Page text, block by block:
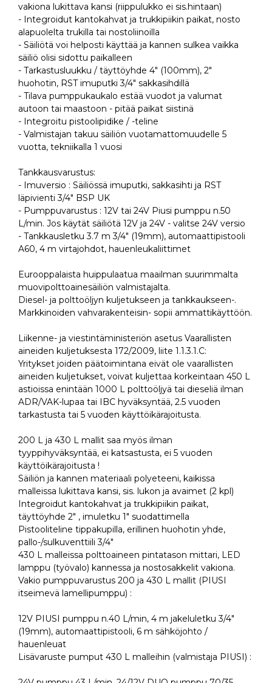
vakiona lukittava kansi (riippulukko ei sis.hintaan)
- Integroidut kantokahvat ja trukkipiikin paikat, nosto
alapuolelta trukilla tai nostoliinoilla
- Säiliötä voi helposti käyttää ja kannen sulkea vaikka
säiliö olisi sidottu paikalleen
- Tarkastusluukku / täyttöyhde 4" (100mm), 2"
huohotin, RST imuputki 3/4" sakkasihdillä
- Tilava pumppukaukalo estää vuodot ja valumat
autoon tai maastoon - pitää paikat siistinä
- Integroitu pistoolipidike / -teline
- Valmistajan takuu säiliön vuotamattomuudelle 5
vuotta, tekniikalla 1 vuosi
Tankkausvarustus:
- Imuversio : Säiliössä imuputki, sakkasihti ja RST
läpivienti 3/4" BSP UK
- Pumppuvarustus : 12V tai 24V Piusi pumppu n.50
L/min. Jos käytät säiliötä 12V ja 24V - valitse 24V versio
- Tankkausletku 3.7 m 3/4" (19mm), automaattipistooli
A60, 4 m virtajohdot, hauenleukaliittimet
Eurooppalaista huippulaatua maailman suurimmalta
muovipolttoainesäiliön valmistajalta.
Diesel- ja polttoöljyn kuljetukseen ja tankkaukseen-.
Markkinoiden vahvarakenteisin- sopii ammattikäyttöön.
Liikenne- ja viestintäministeriön asetus Vaarallisten
aineiden kuljetuksesta 172/2009, liite 1.1.3.1.C:
Yritykset joiden päätoimintana eivät ole vaarallisten
aineiden kuljetukset, voivat kuljettaa korkeintaan 450 L
astioissa enintään 1000 L polttoöljyä tai dieseliä ilman
ADR/VAK-lupaa tai IBC hyväksyntää, 2.5 vuoden
tarkastusta tai 5 vuoden käyttöikärajoitusta.
200 L ja 430 L mallit saa myös ilman
tyyppihyväksyntää, ei katsastusta, ei 5 vuoden
käyttöikärajoitusta !
Säiliön ja kannen materiaali polyeteeni, kaikissa
malleissa lukittava kansi, sis. lukon ja avaimet (2 kpl)
Integroidut kantokahvat ja trukkipiikin paikat,
täyttöyhde 2" , imuletku 1" suodattimella
Pistooliteline tippakupilla, erillinen huohotin yhde,
pallo-/sulkuventtiili 3/4"
430 L malleissa polttoaineen pintatason mittari, LED
lamppu (työvalo) kannessa ja nostosakkelit vakiona.
Vakio pumppuvarustus 200 ja 430 L mallit (PIUSI
itseimevä lamellipumppu) :
12V PIUSI pumppu n.40 L/min, 4 m jakeluletku 3/4"
(19mm), automaattipistooli, 6 m sähköjohto /
hauenleuat
Lisävaruste pumput 430 L malleihin (valmistaja PIUSI) :